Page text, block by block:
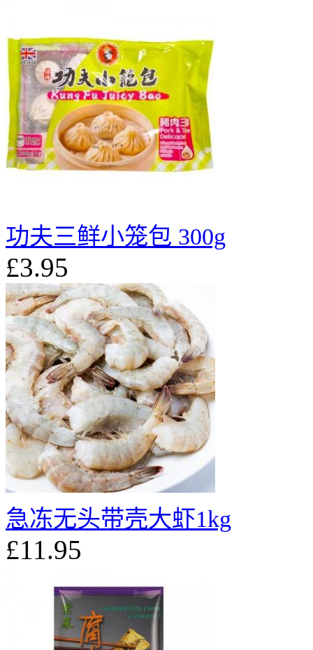
功夫三鲜小笼包 300g
£3.95
急冻无头带壳大虾1kg
£11.95